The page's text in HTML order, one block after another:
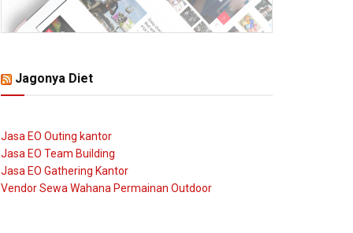
Jagonya Diet
Jasa EO Outing kantor
Jasa EO Team Building
Jasa EO Gathering Kantor
Vendor Sewa Wahana Permainan Outdoor